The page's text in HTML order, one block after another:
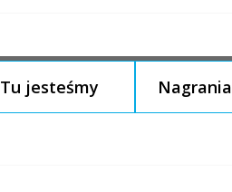
Tu jesteśmy Nagrania